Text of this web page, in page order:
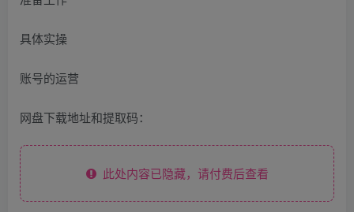
具体实操
账号的运营
网盘下载地址和提取码：
此处内容已隐藏，请付费后查看